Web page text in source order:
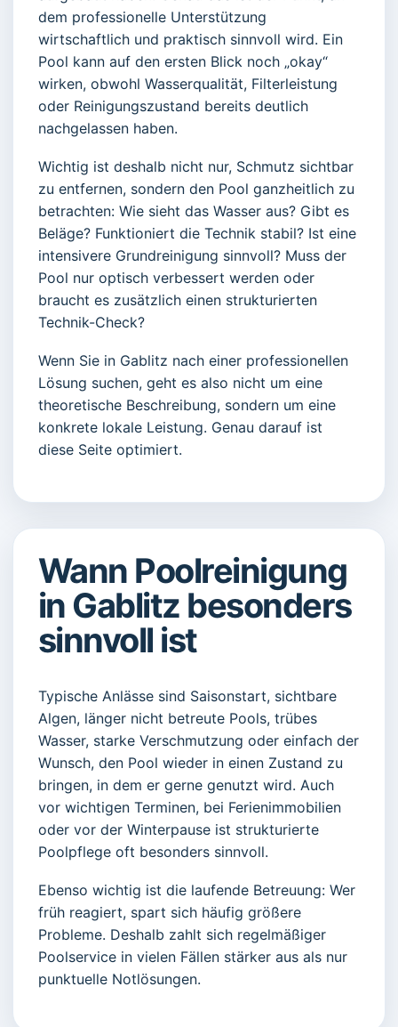
dem professionelle Unterstützung
wirtschaftlich und praktisch sinnvoll wird. Ein
Pool kann auf den ersten Blick noch „okay“
wirken, obwohl Wasserqualität, Filterleistung
oder Reinigungszustand bereits deutlich
nachgelassen haben.
Wichtig ist deshalb nicht nur, Schmutz sichtbar
zu entfernen, sondern den Pool ganzheitlich zu
betrachten: Wie sieht das Wasser aus? Gibt es
Beläge? Funktioniert die Technik stabil? Ist eine
intensivere Grundreinigung sinnvoll? Muss der
Pool nur optisch verbessert werden oder
braucht es zusätzlich einen strukturierten
Technik-Check?
Wenn Sie in Gablitz nach einer professionellen
Lösung suchen, geht es also nicht um eine
theoretische Beschreibung, sondern um eine
konkrete lokale Leistung. Genau darauf ist
diese Seite optimiert.
Wann Poolreinigung
in Gablitz besonders
sinnvoll ist
Typische Anlässe sind Saisonstart, sichtbare
Algen, länger nicht betreute Pools, trübes
Wasser, starke Verschmutzung oder einfach der
Wunsch, den Pool wieder in einen Zustand zu
bringen, in dem er gerne genutzt wird. Auch
vor wichtigen Terminen, bei Ferienimmobilien
oder vor der Winterpause ist strukturierte
Poolpflege oft besonders sinnvoll.
Ebenso wichtig ist die laufende Betreuung: Wer
früh reagiert, spart sich häufig größere
Probleme. Deshalb zahlt sich regelmäßiger
Poolservice in vielen Fällen stärker aus als nur
punktuelle Notlösungen.